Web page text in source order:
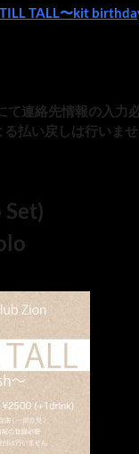
TALL〜kit
て連絡先情報の入力
払い戻しは行いま